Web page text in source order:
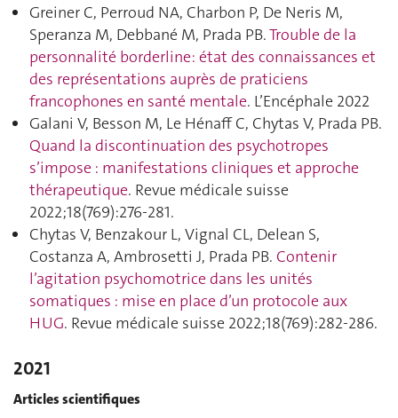
Greiner C, Perroud NA, Charbon P, De Neris M,
Speranza M, Debbané M, Prada PB.Trouble de la
personnalité borderline: état des connaissances et
des représentations auprès de praticiens
francophones en santé mentale. L’Encéphale 2022
Galani V, Besson M, Le Hénaff C, Chytas V, Prada PB.
Quand la discontinuation des psychotropes
s’impose : manifestations cliniques et approche
thérapeutique. Revue médicale suisse
2022;18(769):276‑281.
Chytas V, Benzakour L, Vignal CL, Delean S,
Costanza A, Ambrosetti J, Prada PB. Contenir
l’agitation psychomotrice dans les unités
somatiques : mise en place d’un protocole aux
HUG. Revue médicale suisse 2022;18(769):282‑286.
2021
Articles scientifiques